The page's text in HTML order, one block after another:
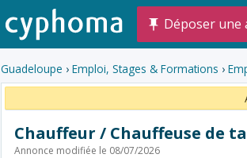
Déposer une
Guadeloupe › Emploi, Stages & Formations ›
Chauffeur / Chauffeuse de
Annonce modifiée le 08/07/2026